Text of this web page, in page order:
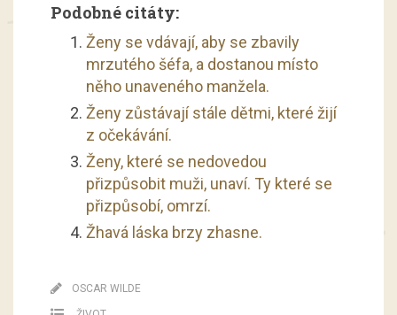
Podobné citáty:
Ženy se vdávají, aby se zbavily
mrzutého šéfa, a dostanou místo
něho unaveného manžela.
Ženy zůstávají stále dětmi, které žijí
z očekávání.
Ženy, které se nedovedou
přizpůsobit muži, unaví. Ty které se
přizpůsobí, omrzí.
Žhavá láska brzy zhasne.
OSCAR WILDE